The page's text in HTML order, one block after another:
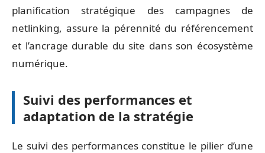
planification stratégique des campagnes de
netlinking, assure la pérennité du référencement
et l’ancrage durable du site dans son écosystème
numérique.
Suivi des performances et
adaptation de la stratégie
Le suivi des performances constitue le pilier d’une